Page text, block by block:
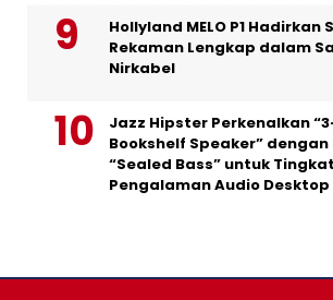
Hollyland MELO P1 Hadirkan
Rekaman Lengkap dalam
Nirkabel
Jazz Hipster Perkenalkan
Bookshelf Speaker” dengan
“Sealed Bass” untuk
Pengalaman Audio Desktop